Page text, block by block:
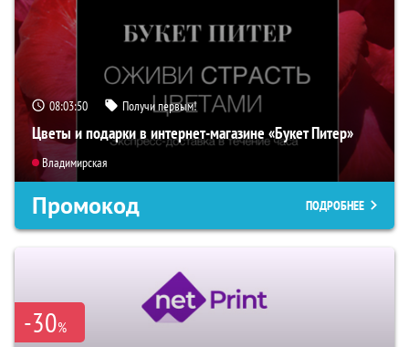
08:03:49 Получи первым!
Цветы и подарки в интернет-магазине «Букет Питер»
Владимирская
Промокод ПОДРОБНЕЕ
-30%